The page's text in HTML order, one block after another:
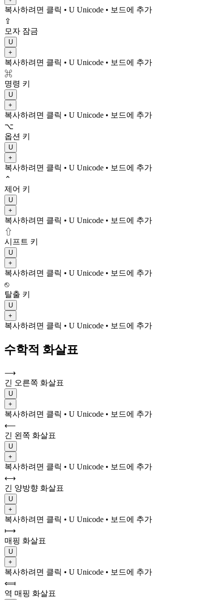
복사하려면 클릭 • U Unicode • 보드에 추가
⇪
모자 잠금
U
+
복사하려면 클릭 • U Unicode • 보드에 추가
⌘
명령 키
U
+
복사하려면 클릭 • U Unicode • 보드에 추가
⌥
옵션 키
U
+
복사하려면 클릭 • U Unicode • 보드에 추가
⌃
제어 키
U
+
복사하려면 클릭 • U Unicode • 보드에 추가
⇧
시프트 키
U
+
복사하려면 클릭 • U Unicode • 보드에 추가
⎋
탈출 키
U
+
복사하려면 클릭 • U Unicode • 보드에 추가
수학적 화살표
⟶
긴 오른쪽 화살표
U
+
복사하려면 클릭 • U Unicode • 보드에 추가
⟵
긴 왼쪽 화살표
U
+
복사하려면 클릭 • U Unicode • 보드에 추가
⟷
긴 양방향 화살표
U
+
복사하려면 클릭 • U Unicode • 보드에 추가
⟼
매핑 화살표
U
+
복사하려면 클릭 • U Unicode • 보드에 추가
⟽
역 매핑 화살표